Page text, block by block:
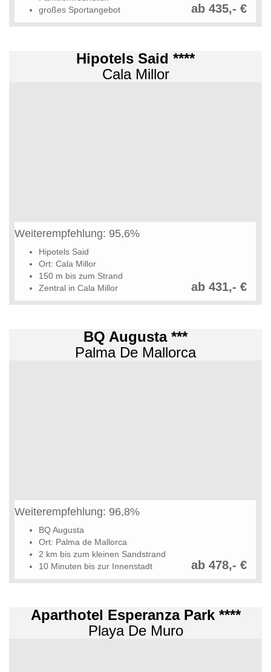
großes Sportangebot
ab 435,- €
Hipotels Said ****
Cala Millor
Weiterempfehlung: 95,6%
Hipotels Said
Ort: Cala Millor
150 m bis zum Strand
Zentral in Cala Millor
ab 431,- €
BQ Augusta ***
Palma De Mallorca
Weiterempfehlung: 96,8%
BQ Augusta
Ort: Palma de Mallorca
2 km bis zum kleinen Sandstrand
10 Minuten bis zur Innenstadt
ab 478,- €
Aparthotel Esperanza Park ****
Playa De Muro